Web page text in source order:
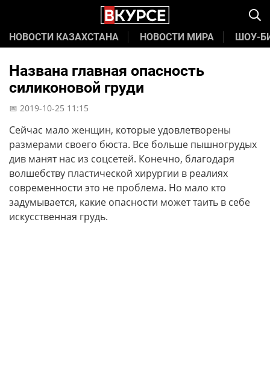
НОВОСТИ КАЗАХСТАНА НОВОСТИ МИРА ШОУ-
Названа главная опасность
силиконовой груди
📅 2019-10-25 11:15
Сейчас мало женщин, которые удовлетворены
размерами своего бюста. Все больше пышногрудых
див манят нас из соцсетей. Конечно, благодаря
волшебству пластической хирургии в реалиях
современности это не проблема. Но мало кто
задумывается, какие опасности может таить в себе
искусственная грудь.